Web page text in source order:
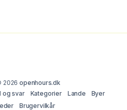
2026openhours.dk
og svar Kategorier Lande
Byer
Brugervilkår